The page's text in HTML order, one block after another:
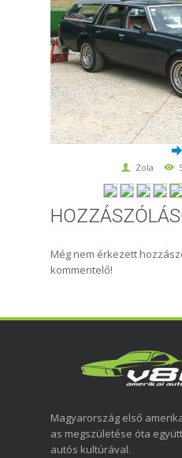
Zola
Még nem érkezett
kommentelő!
Magyarország első
as megszületése óta
autós kultúrával.